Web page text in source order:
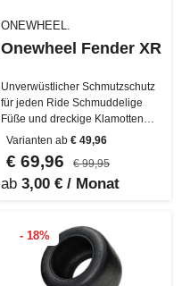
ONEWHEEL.
Onewheel Fender XR
Unverwüstlicher Schmutzschutz
für jeden Ride Schmuddelige
Füße und dreckige Klamotten
gehören der Vergangenheit an
Varianten ab € 49,96
€ 69,96 € 99,95
ab 3,00 € / Monat
- 18%